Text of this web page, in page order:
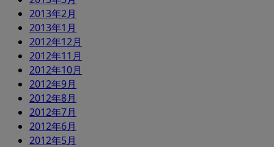
2013年2月
2013年1月
2012年12月
2012年11月
2012年10月
2012年9月
2012年8月
2012年7月
2012年6月
2012年5月